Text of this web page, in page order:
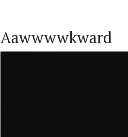
Aawwwwkward